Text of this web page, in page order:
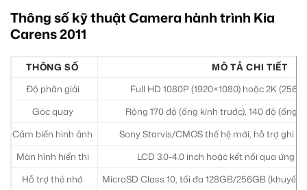
Thông số kỹ thuật Camera hành trình Kia
Carens 2011
THÔNG SỐ
MÔ TẢ CHI TIẾT
Độ phân giải
Full HD 1080P (1920×1080) hoặc 2K
Góc quay
Rộng 170 độ (ống kính trước), 140 độ (ống
Cảm biến hình ảnh
Sony Starvis/CMOS thế hệ mới, hỗ trợ ghi
Màn hình hiển thị
LCD 3.0-4.0 inch hoặc kết nối qua ứng
Hỗ trợ thẻ nhớ
MicroSD Class 10, tối đa 128GB/256GB